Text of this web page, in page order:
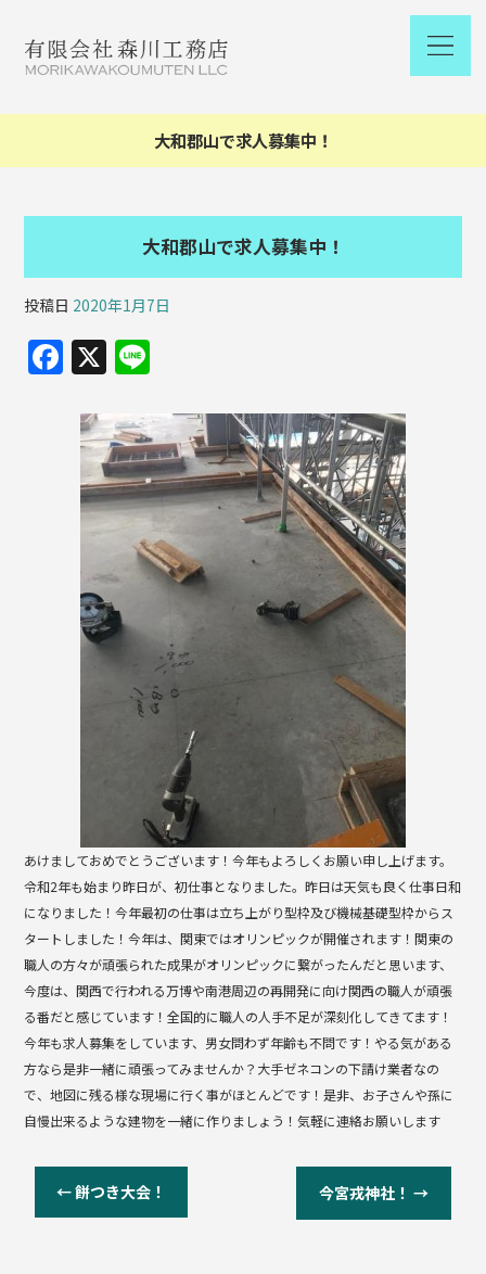
大和郡山で求人募集中！
大和郡山で求人募集中！
投稿日 2020年1月7日
F
c
e
b
o
k
X
e
あけましておめでとうございます！今年もよろしくお願い申し上げます。
令和2年も始まり昨日が、初仕事となりました。昨日は天気も良く仕事日和
になりました！今年最初の仕事は立ち上がり型枠及び機械基礎型枠からス
タートしました！今年は、関東ではオリンピックが開催されます！関東の
職人の方々が頑張られた成果がオリンピックに繋がったんだと思います、
今度は、関西で行われる万博や南港周辺の再開発に向け関西の職人が頑張
る番だと感じています！全国的に職人の人手不足が深刻化してきてます！
今年も求人募集をしています、男女問わず年齢も不問です！やる気がある
方なら是非一緒に頑張ってみませんか？大手ゼネコンの下請け業者なの
で、地図に残る様な現場に行く事がほとんどです！是非、お子さんや孫に
自慢出来るような建物を一緒に作りましょう！気軽に連絡お願いします
←餅つき大会！ 今宮戎神社！ →